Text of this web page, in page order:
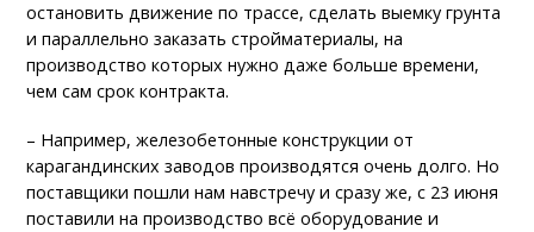
остановить движение по трассе, сделать выемку грунта
и параллельно заказать стройматериалы, на
производство которых нужно даже больше времени,
чем сам срок контракта.
– Например, железобетонные конструкции от
карагандинских заводов производятся очень долго. Но
поставщики пошли нам навстречу и сразу же, с 23 июня
поставили на производство всё оборудование и